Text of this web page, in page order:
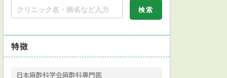
特徴
日本麻酔科学会麻酔科専門医